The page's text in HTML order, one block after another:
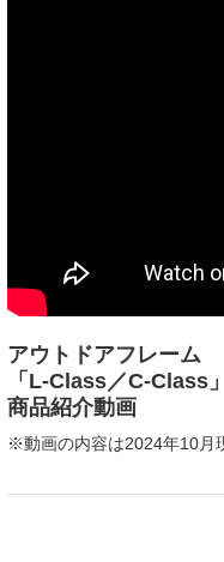
アウトドアフレーム
「L-Class／C-Class」
商品紹介動画
※動画の内容は2024年10月